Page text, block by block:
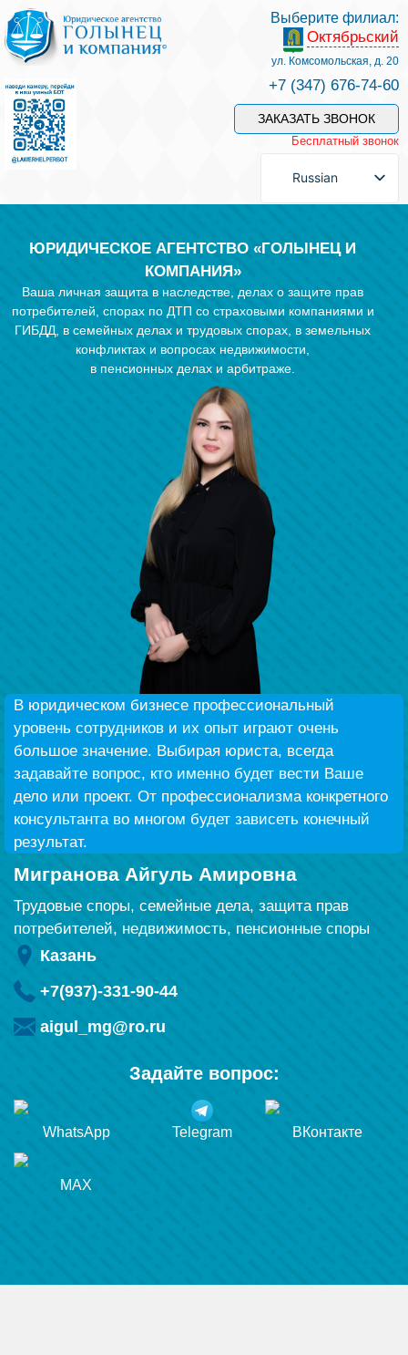
Услуги и наши специалисты
Оплата услуг
Задать вопрос
Отзывы
Полезные статьи
Выберите филиал:
Октябрьский
ул. Комсомольская, д. 20
+7 (347) 676-74-60
ЗАКАЗАТЬ ЗВОНОК
Бесплатный звонок
Russian
ЮРИДИЧЕСКОЕ АГЕНТСТВО «ГОЛЫНЕЦ И
КОМПАНИЯ»
Ваша личная защита в наследстве, делах о защите прав
потребителей, спорах по ДТП со страховыми компаниями и
ГИБДД, в семейных делах и трудовых спорах, в земельных
конфликтах и вопросах недвижимости,
в пенсионных делах и арбитраже.
В юридическом бизнесе профессиональный
уровень сотрудников и их опыт играют очень
большое значение. Выбирая юриста, всегда
задавайте вопрос, кто именно будет вести Ваше
дело или проект. От профессионализма конкретного
консультанта во многом будет зависеть конечный
результат.
Мигранова Айгуль Амировна
Трудовые споры, семейные дела, защита прав
потребителей, недвижимость, пенсионные споры
Казань
+7(937)-331-90-44
aigul_mg@ro.ru
Задайте вопрос:
WhatsApp Telegram ВКонтакте
MAX